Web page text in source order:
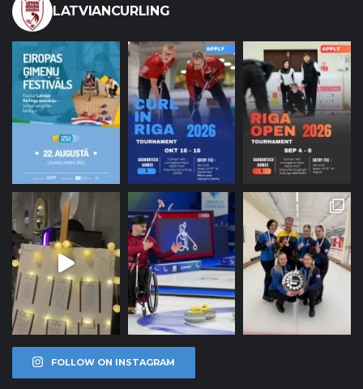
LATVIANCURLING
FOLLOW ON INSTAGRAM